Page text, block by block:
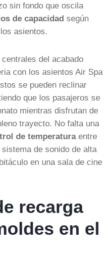
sin fondo que oscila
de capacidad según
asientos.
del acabado
con los asientos Air Spa
se pueden reclinar
que los pasajeros se
mientras disfrutan de
trayecto. No falta una
de temperaturaentre
de sonido de alta
en una sala de cine
recarga
en el